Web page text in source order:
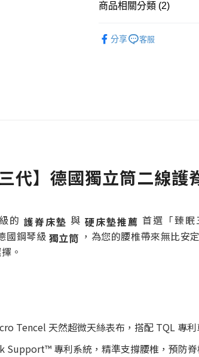
商品相關分類 (2)
分享 客服
三代】德國獨立筒二線護
的護脊床墊 與硬床墊推薦首選「臻眠
國鋼琴級 獨立筒 ，為您的腰椎帶來無比安
。
Tencel 天然超微天絲表布，搭配 TQL 專
Support™ 專利系統，精準支撐腰椎，預防脊